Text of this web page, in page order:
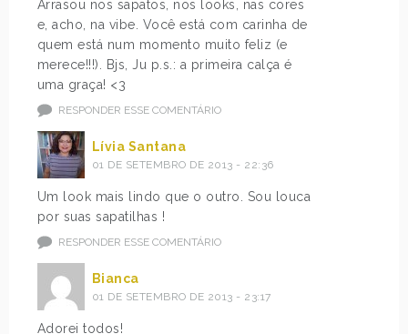
Arrasou nos sapatos, nos looks, nas cores
e, acho, na vibe. Você está com carinha de
quem está num momento muito feliz (e
merece!!!). Bjs, Ju p.s.: a primeira calça é
uma graça! <3
RESPONDER ESSE COMENTÁRIO
Lívia Santana
01 DE SETEMBRO DE 2013 - 22:36
Um look mais lindo que o outro. Sou louca
por suas sapatilhas !
RESPONDER ESSE COMENTÁRIO
Bianca
01 DE SETEMBRO DE 2013 - 23:17
Adorei todos!